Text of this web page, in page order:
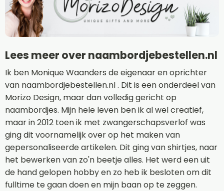
Lees meer over naambordjebestellen.nl
Ik ben Monique Waanders de eigenaar en oprichter
van naambordjebestellen.nl . Dit is een onderdeel van
Morizo Design, maar dan volledig gericht op
naambordjes. Mijn hele leven ben ik al wel creatief,
maar in 2012 toen ik met zwangerschapsverlof was
ging dit voornamelijk over op het maken van
gepersonaliseerde artikelen. Dit ging van shirtjes, naar
het bewerken van zo'n beetje alles. Het werd een uit
de hand gelopen hobby en zo heb ik besloten om dit
fulltime te gaan doen en mijn baan op te zeggen.